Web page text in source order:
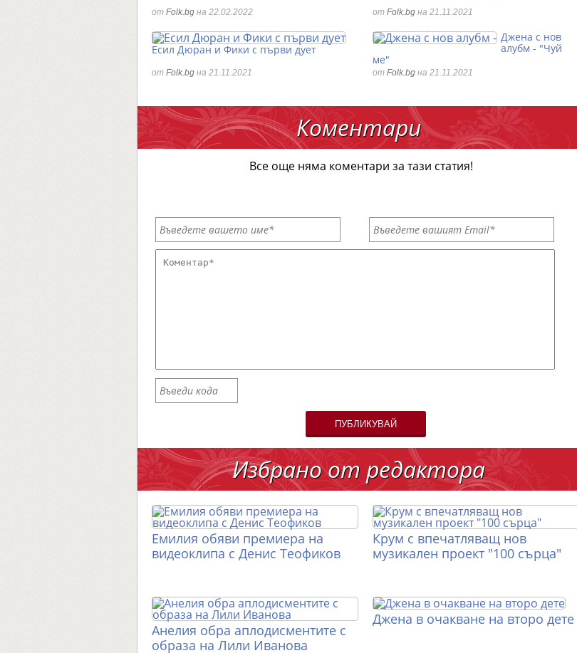
от Folk.bg на 22.02.2022 от Folk.bg на 21.11.2021
Есил Дюран и Фики с първи дует
от Folk.bg на 21.11.2021
Джена с нов
алубм - "Чуй
ме"
от Folk.bg на 21.11.2021
Коментари
Все още няма коментари за тази статия!
ПУБЛИКУВАЙ
Избрано от редактора
Емилия обяви премиера на
видеоклипа с Денис Теофиков
Крум с впечатляващ нов
музикален проект "100 сърца"
Анелия обра аплодисментите с
образа на Лили Иванова
Джена в очакване на второ дете